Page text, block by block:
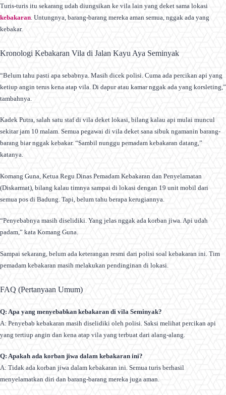
Turis-turis itu sekarang udah diungsikan ke vila lain yang deket sama lokasi
kebakaran . Untungnya, barang-barang mereka aman semua, nggak ada yang
kebakar.
Kronologi Kebakaran Vila di Jalan Kayu Aya Seminyak
“Belum tahu pasti apa sebabnya. Masih dicek polisi. Cuma ada percikan api yang
ketiup angin terus kena atap vila. Di dapur atau kamar nggak ada yang korsleting,”
tambahnya.
Kadek Putra, salah satu staf di vila deket lokasi, bilang kalau api mulai muncul
sekitar jam 10 malam. Semua pegawai di vila deket sana sibuk ngamanin barang-
barang biar nggak kebakar. “Sambil nunggu pemadam kebakaran datang,”
katanya.
Komang Guna, Ketua Regu Dinas Pemadam Kebakaran dan Penyelamatan
(Diskarmat), bilang kalau timnya sampai di lokasi dengan 19 unit mobil dari
semua pos di Badung. Tapi, belum tahu berapa kerugiannya.
“Penyebabnya masih diselidiki. Yang jelas nggak ada korban jiwa. Api udah
padam,” kata Komang Guna.
Sampai sekarang, belum ada keterangan resmi dari polisi soal kebakaran ini. Tim
pemadam kebakaran masih melakukan pendinginan di lokasi.
FAQ (Pertanyaan Umum)
Q: Apa yang menyebabkan kebakaran di vila Seminyak?
A: Penyebab kebakaran masih diselidiki oleh polisi. Saksi melihat percikan api
yang tertiup angin dan kena atap vila yang terbuat dari alang-alang.
Q: Apakah ada korban jiwa dalam kebakaran ini?
A: Tidak ada korban jiwa dalam kebakaran ini. Semua turis berhasil
menyelamatkan diri dan barang-barang mereka juga aman.